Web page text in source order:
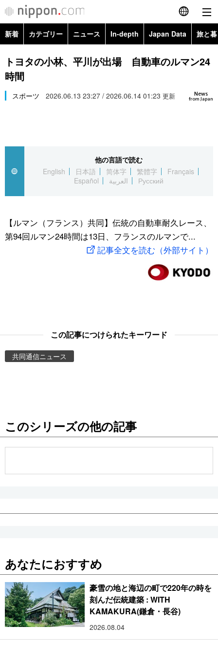
English
简体字
Русский
カテゴリー
経済・ビジネス
国際
文化
トップ
アーカイブ
In-depth
Japan Data
動画/Live
お知らせ
新着 カテゴリー ニュース In-depth Japan Data 旅と
政治・外交
経済・ビジネス
スポーツ・東京2020
Topics
トヨタの小林、平川が出場 自動車のルマン24
時間
News
from Japan
スポーツ 2026.06.13 23:27 / 2026.06.14 01:23 更新
他の言語で読む
English
日本語 简体字 繁體字
Français
Español
العربية Русский
【ルマン（フランス）共同】伝統の自動車耐久レース、
第94回ルマン24時間は13日、フランスのルマンで...
記事全文を読む（外部サイト）
この記事につけられたキーワード
共同通信ニュース
このシリーズの他の記事
あなたにおすすめ
豪雪の地と海辺の町で220年の時を
刻んだ伝統建築 : WITH
KAMAKURA(鎌倉・長谷)
2026.08.04